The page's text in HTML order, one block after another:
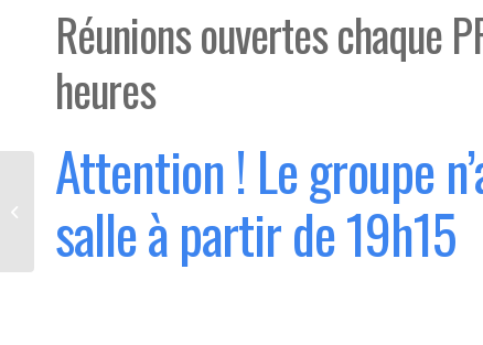
Réunions ouvertes chaque
heures
Attention ! Le groupe
salle à partir de 19h15
Bouge “Saint-Luc” (Ouvert 1°
mercredi du mois)